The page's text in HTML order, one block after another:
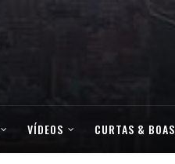
VÍDEOS CURTAS & BOAS